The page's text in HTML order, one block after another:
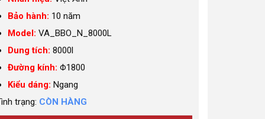
Bảo hành: 10 năm
Model:VA_BBO_N_8000L
Dung tích:8000l
Đường kính:Φ1800
Kiểu dáng:Ngang
trạng: CÒN HÀNG